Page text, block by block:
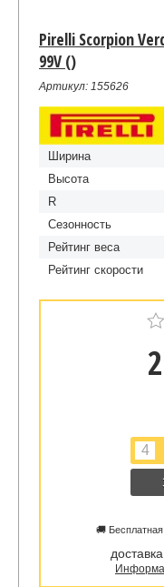
Pirelli Scorpion
99V ()
Артикул: 155626
Ширина
Высота
R
Сезонность
Рейтинг веса
Рейтинг скорости
🚚